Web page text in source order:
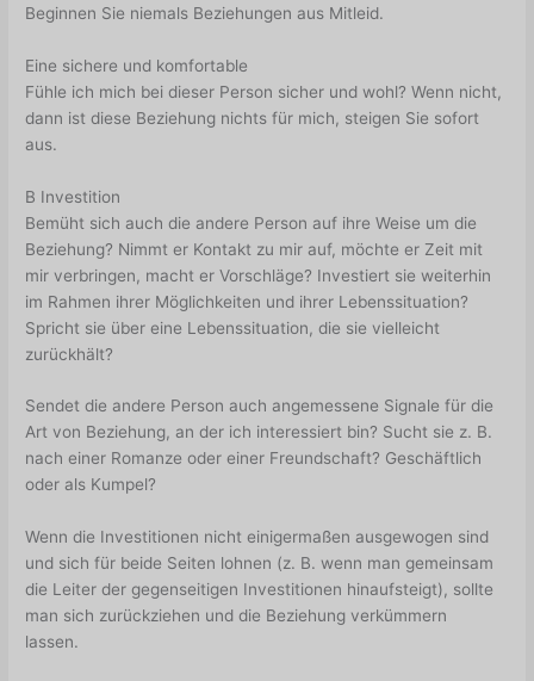
Beginnen Sie niemals Beziehungen aus Mitleid.
Eine sichere und komfortable
Fühle ich mich bei dieser Person sicher und wohl? Wenn nicht,
dann ist diese Beziehung nichts für mich, steigen Sie sofort
aus.
B Investition
Bemüht sich auch die andere Person auf ihre Weise um die
Beziehung? Nimmt er Kontakt zu mir auf, möchte er Zeit mit
mir verbringen, macht er Vorschläge? Investiert sie weiterhin
im Rahmen ihrer Möglichkeiten und ihrer Lebenssituation?
Spricht sie über eine Lebenssituation, die sie vielleicht
zurückhält?
Sendet die andere Person auch angemessene Signale für die
Art von Beziehung, an der ich interessiert bin? Sucht sie z. B.
nach einer Romanze oder einer Freundschaft? Geschäftlich
oder als Kumpel?
Wenn die Investitionen nicht einigermaßen ausgewogen sind
und sich für beide Seiten lohnen (z. B. wenn man gemeinsam
die Leiter der gegenseitigen Investitionen hinaufsteigt), sollte
man sich zurückziehen und die Beziehung verkümmern
lassen.